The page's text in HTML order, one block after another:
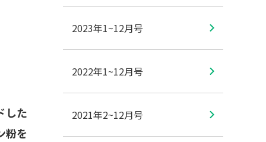
した
粉を
2023年1~12月号
2022年1~12月号
2021年2~12月号